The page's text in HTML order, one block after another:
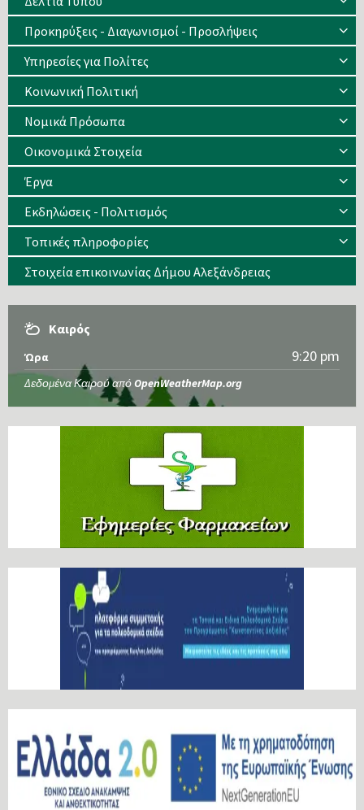
Προκηρύξεις - Διαγωνισμοί - Προσλήψεις
Υπηρεσίες για Πολίτες
Κοινωνική Πολιτική
Νομικά Πρόσωπα
Οικονομικά Στοιχεία
Έργα
Εκδηλώσεις - Πολιτισμός
Τοπικές πληροφορίες
Στοιχεία επικοινωνίας Δήμου Αλεξάνδρειας
Καιρός
Ώρα 9:20 pm
Δεδομένα Καιρού από OpenWeatherMap.org